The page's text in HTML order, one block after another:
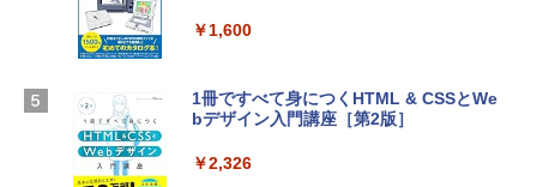
￥331,701
【Amazon.co.jp限定】 HP ノートパソコ
ン 15-fd 15.6インチ 16GBメモリ 512GB
SSD インテル Core 5
￥129,800
￥3,200
Robloxギフトカード - 1000 Robux 【限
定バーチャルアイテムを含む】 【オンラ
ラインコード版
￥1,600
1冊ですべて身につくHTML & CSSとWe
bデザイン入門講座［第2版］
￥2,326